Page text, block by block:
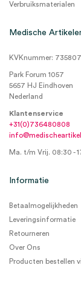
Verbruiksmaterialen
Medische
KVKnummer:
Park Forum 1057
5657 HJ Eindhoven
Nederland
Klantenservice
+31(0)736480808
Ma. t/m Vrij. 08:30 -
Informatie
Betaalmogelijkheden
Leveringsinformatie
Retourneren
Over Ons
Producten bestellen